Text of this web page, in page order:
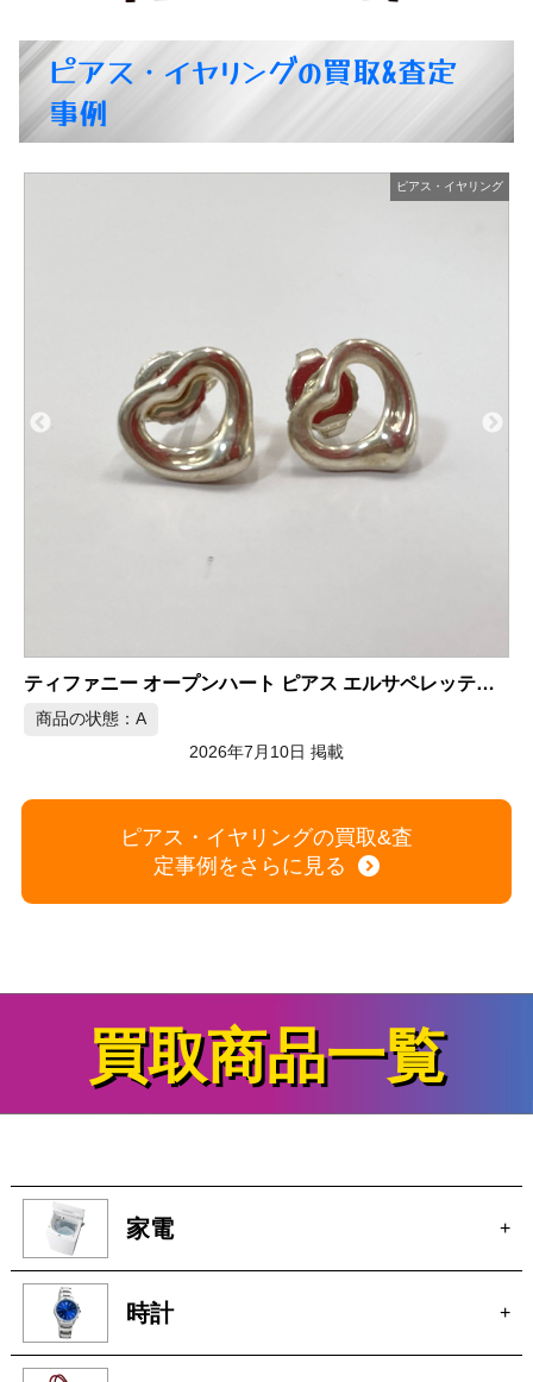
ピアス・イヤリングの買取&査定
事例
ピアス・イヤリング
K18WG 天然ダイヤモンドピアス 0.28/0.28ct
商品の状態：A
2026年7月9日 掲載
ピアス・イヤリングの買取&査
定事例をさらに見る
買取商品一覧
家電 +
時計 +